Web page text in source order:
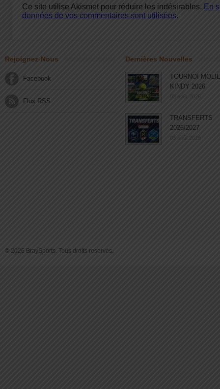
Ce site utilise Akismet pour réduire les indésirables. En
données de vos commentaires sont utilisées.
Rejoignez-Nous
Facebook
Flux RSS
Dernières Nouvelles
TOURNOI
KINDY 2026
03 août 2026
TRANSFERTS
2026/2027
03 août 2026
© 2026 BraySports. Tous droits reservés.